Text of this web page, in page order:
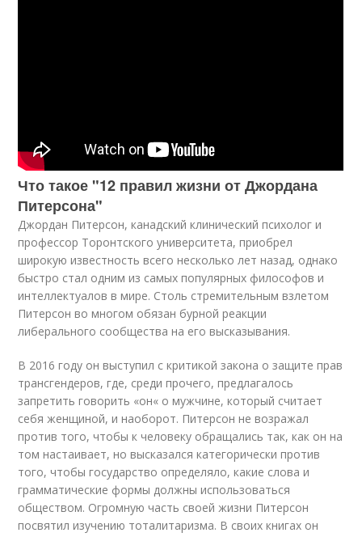
Что такое "12 правил жизни от Джордана
Питерсона"
Джордан Питерсон, канадский клинический психолог и
профессор Торонтского университета, приобрел
широкую известность всего несколько лет назад, однако
быстро стал одним из самых популярных философов и
интеллектуалов в мире. Столь стремительным взлетом
Питерсон во многом обязан бурной реакции
либерального сообщества на его высказывания.
В 2016 году он выступил с критикой закона о защите прав
трансгендеров, где, среди прочего, предлагалось
запретить говорить «он« о мужчине, который считает
себя женщиной, и наоборот. Питерсон не возражал
против того, чтобы к человеку обращались так, как он на
том настаивает, но высказался категорически против
того, чтобы государство определяло, какие слова и
грамматические формы должны использоваться
обществом. Огромную часть своей жизни Питерсон
посвятил изучению тоталитаризма. В своих книгах он